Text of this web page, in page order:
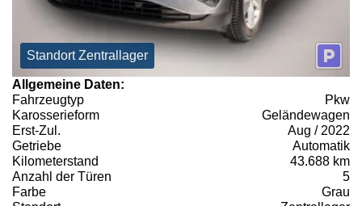
Standort Zentrallager
Allgemeine Daten:
Fahrzeugtyp
Pkw
Karosserieform
Geländewagen
Erst-Zul.
Aug / 2022
Getriebe
Automatik
Kilometerstand
43.688 km
Anzahl der Türen
5
Farbe
Grau